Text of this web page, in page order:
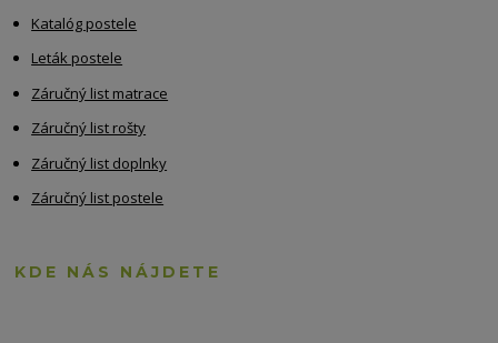
Katalóg postele
Leták postele
Záručný list matrace
Záručný list rošty
Záručný list doplnky
Záručný list postele
KDE NÁS NÁJDETE